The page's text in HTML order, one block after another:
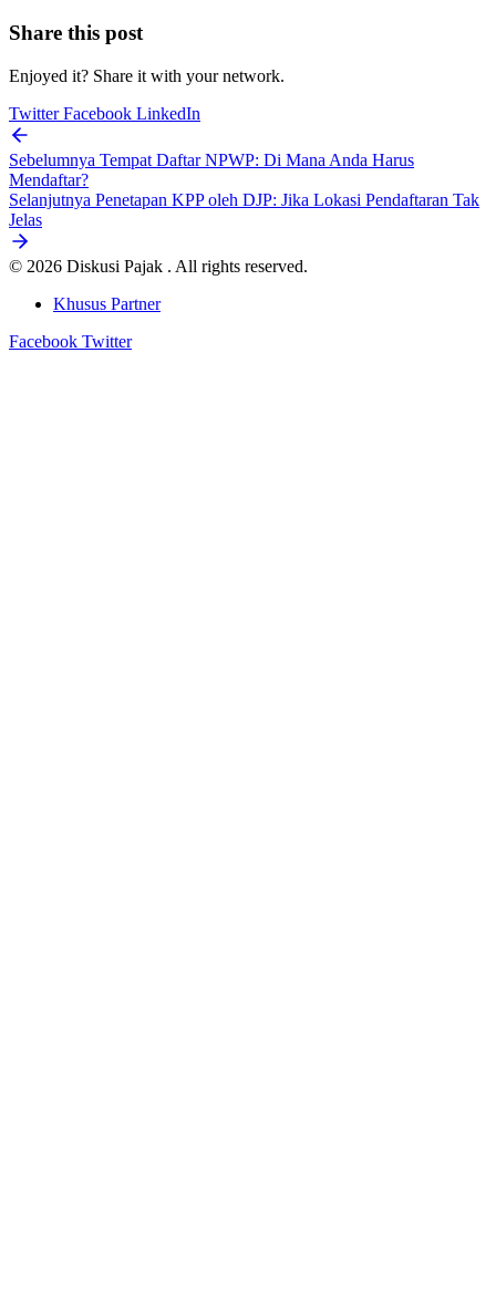
Share this post
Enjoyed it? Share it with your network.
TwitterFacebook LinkedIn
Sebelumnya Tempat Daftar NPWP: Di Mana Anda Harus
Mendaftar?
Selanjutnya Penetapan KPP oleh DJP: Jika Lokasi Pendaftaran Tak
Jelas
© 2026 Diskusi Pajak . All rights reserved.
Khusus Partner
Facebook Twitter